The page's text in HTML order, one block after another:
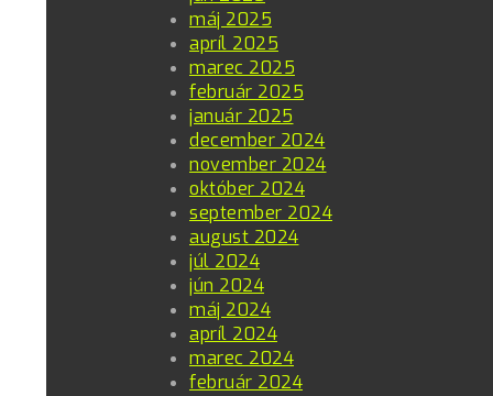
máj 2025
apríl 2025
marec 2025
február 2025
január 2025
december 2024
november 2024
október 2024
september 2024
august 2024
júl 2024
jún 2024
máj 2024
apríl 2024
marec 2024
február 2024